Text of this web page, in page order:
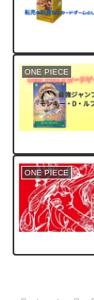
ONE PIECE
ONE PIECE